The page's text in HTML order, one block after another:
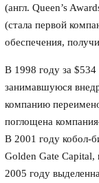
(англ. Queen’s
(стала первой
обеспечения,
В 1998 году за
занимавшуюся
компанию
поглощена
В 2001 году кобол-
Golden Gate Capital,
2005 году